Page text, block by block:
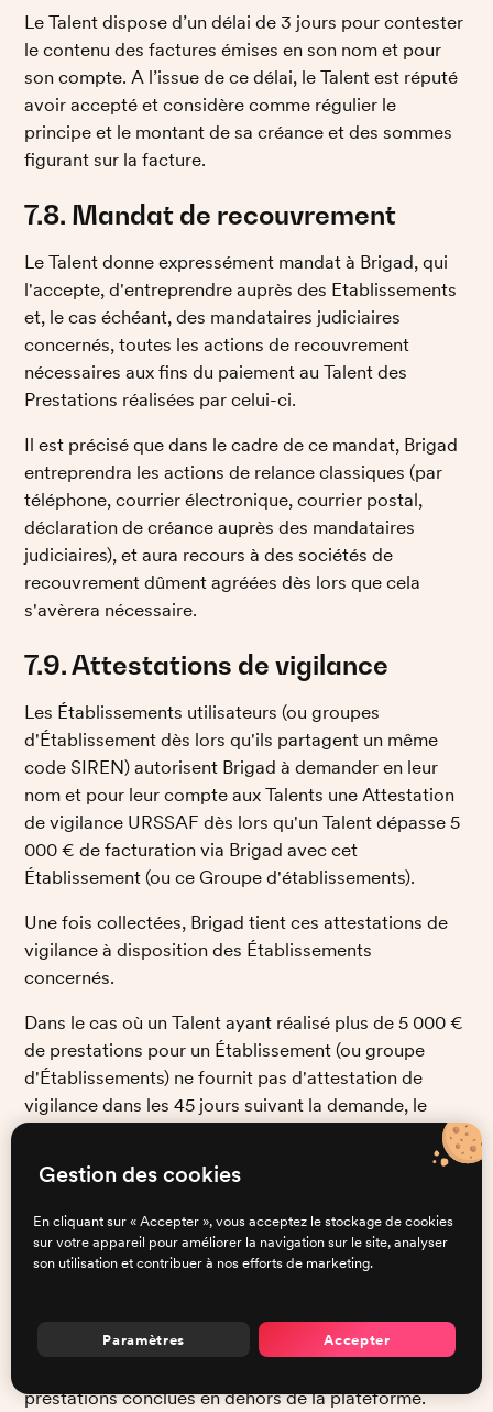
Le Talent dispose d’un délai de 3 jours pour contester
le contenu des factures émises en son nom et pour
son compte. A l’issue de ce délai, le Talent est réputé
avoir accepté et considère comme régulier le
principe et le montant de sa créance et des sommes
figurant sur la facture.
7.8. Mandat de recouvrement
Le Talent donne expressément mandat à Brigad, qui
l'accepte, d'entreprendre auprès des Etablissements
et, le cas échéant, des mandataires judiciaires
concernés, toutes les actions de recouvrement
nécessaires aux fins du paiement au Talent des
Prestations réalisées par celui-ci.
Il est précisé que dans le cadre de ce mandat, Brigad
entreprendra les actions de relance classiques (par
téléphone, courrier électronique, courrier postal,
déclaration de créance auprès des mandataires
judiciaires), et aura recours à des sociétés de
recouvrement dûment agréées dès lors que cela
s'avèrera nécessaire.
7.9. Attestations de vigilance
Les Établissements utilisateurs (ou groupes
d'Établissement dès lors qu'ils partagent un même
code SIREN) autorisent Brigad à demander en leur
nom et pour leur compte aux Talents une Attestation
de vigilance URSSAF dès lors qu'un Talent dépasse 5
000 € de facturation via Brigad avec cet
Établissement (ou ce Groupe d'établissements).
Une fois collectées, Brigad tient ces attestations de
vigilance à disposition des Établissements
concernés.
Dans le cas où un Talent ayant réalisé plus de 5 000 €
de prestations pour un Établissement (ou groupe
d'Établissements) ne fournit pas d'attestation de
vigilance dans les 45 jours suivant la demande, le
Talent n'aura plus accès aux missions proposées par
jusqu'à l'envoi du document.
Il est à noter que le fait pour Brigad de fournir ce
service de collecte d'Attestation de vigilance pour
collecter et de contrôler les attestations de vigilance.
prestations conclues en dehors de la plateforme.
Gestion des cookies
En cliquant sur « Accepter », vous acceptez le stockage de cookies
sur votre appareil pour améliorer la navigation sur le site, analyser
son utilisation et contribuer à nos efforts de marketing.
Accepter
Paramètres